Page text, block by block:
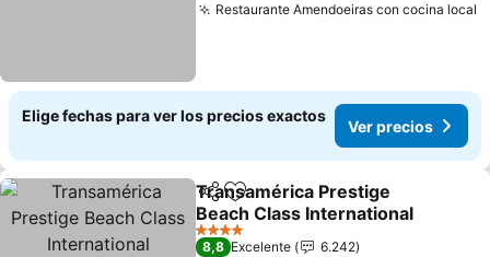
Restaurante Amendoeiras con cocina local
Elige fechas para ver los precios exactos
Ver precios
Compartir
Agregar a favoritos
Transamérica Prestige
Beach Class International
4 Estrellas
8,8 Excelente
6.242